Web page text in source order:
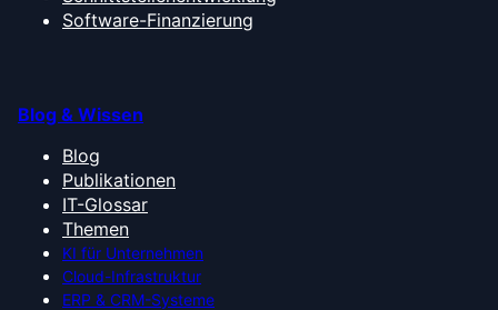
Software-Finanzierung
Blog & Wissen
Blog
Publikationen
IT-Glossar
Themen
KI für Unternehmen
Cloud-Infrastruktur
ERP & CRM-Systeme